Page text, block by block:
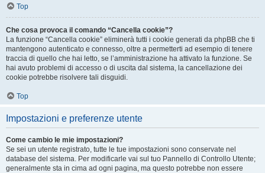
Top
Che cosa provoca il comando “Cancella cookie”?
La funzione “Cancella cookie” eliminerà tutti i cookie generati da phpBB che ti
mantengono autenticato e connesso, oltre a permetterti ad esempio di tenere
traccia di quello che hai letto, se l’amministrazione ha attivato la funzione. Se
hai avuto problemi di accesso o di uscita dal sistema, la cancellazione dei
cookie potrebbe risolvere tali disguidi.
Top
Impostazioni e preferenze utente
Come cambio le mie impostazioni?
Se sei un utente registrato, tutte le tue impostazioni sono conservate nel
database del sistema. Per modificarle vai sul tuo Pannello di Controllo Utente;
generalmente sta in cima ad ogni pagina, ma questo potrebbe non essere